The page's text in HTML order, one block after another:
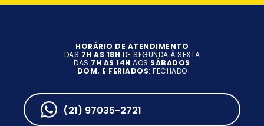
HORÁRIO DE ATENDIMENTO
DAS 7H AS 18H DE SEGUNDA À SEXTA
DAS 7H AS 14H AOS SÁBADOS
DOM. E FERIADOS: FECHADO
(21) 97035-2721